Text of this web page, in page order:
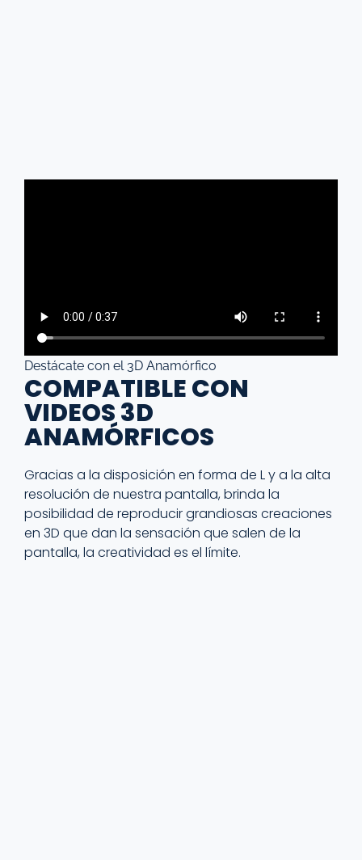
Destácate con el 3D Anamórfico
COMPATIBLE CON
VIDEOS 3D
ANAMÓRFICOS
Gracias a la disposición en forma de L y a la alta
resolución de nuestra pantalla, brinda la
posibilidad de reproducir grandiosas creaciones
en 3D que dan la sensación que salen de la
pantalla, la creatividad es el límite.